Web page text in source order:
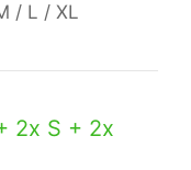
/ L / XL
2x S + 2x